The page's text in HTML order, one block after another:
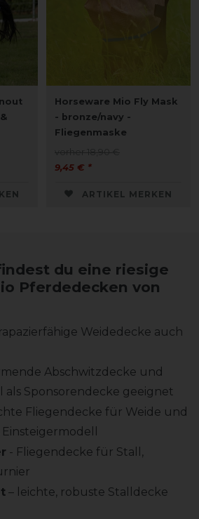
Horseware Mio Fly Mask
- bronze/navy -
Fliegenmaske
9,45 € *
ARTIKEL MERKEN
du eine riesige
Pferdedecken von
Weidedecke auch
Abschwitzdecke und
als Sponsorendecke geeignet
Fliegendecke für Weide und
- Fliegendecke für Stall,
– leichte, robuste Stalldecke